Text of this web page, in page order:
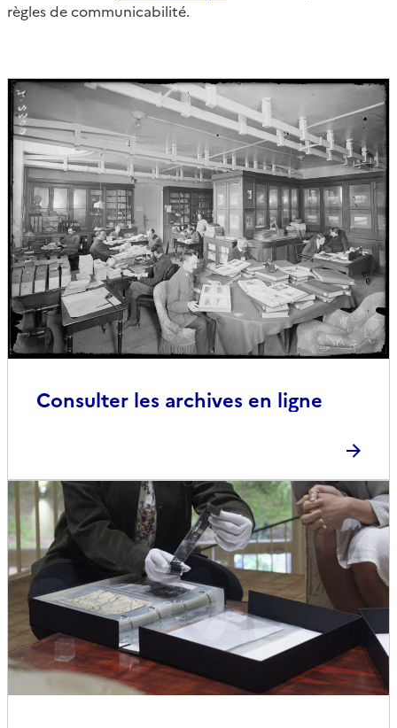
règles de communicabilité.
Consulter les archives en ligne